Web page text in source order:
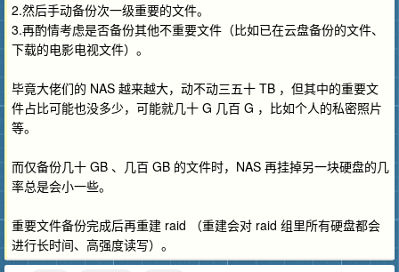
2.然后手动备份次一级重要的文件。
3.再酌情考虑是否备份其他不重要文件（比如已在云盘备份的文件、
下载的电影电视文件）。
毕竟大佬们的 NAS 越来越大，动不动三五十 TB ，但其中的重要文
件占比可能也没多少，可能就几十 G 几百 G ，比如个人的私密照片
等。
而仅备份几十 GB 、几百 GB 的文件时，NAS 再挂掉另一块硬盘的几
率总是会小一些。
重要文件备份完成后再重建 raid （重建会对 raid 组里所有硬盘都会
进行长时间、高强度读写）。